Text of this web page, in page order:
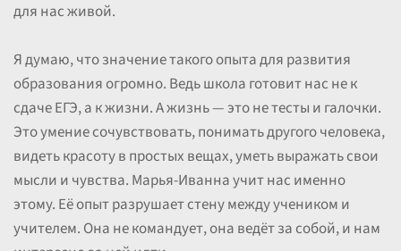
для нас живой.
Я думаю, что значение такого опыта для развития
образования огромно. Ведь школа готовит нас не к
сдаче ЕГЭ, а к жизни. А жизнь — это не тесты и галочки.
Это умение сочувствовать, понимать другого человека,
видеть красоту в простых вещах, уметь выражать свои
мысли и чувства. Марья-Иванна учит нас именно
этому. Её опыт разрушает стену между учеником и
учителем. Она не командует, она ведёт за собой, и нам